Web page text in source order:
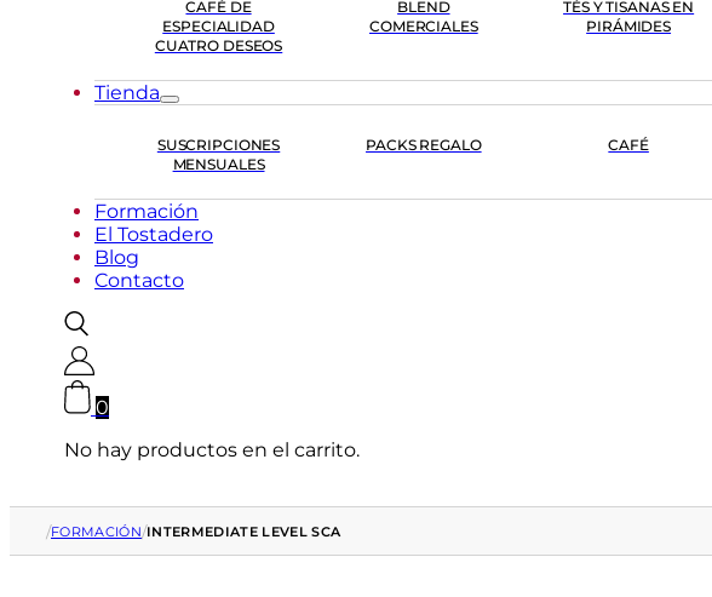
CAFÉ DE
ESPECIALIDAD
CUATRO DESEOS
BLEND
COMERCIALES
TÉS Y TISANAS EN
PIRÁMIDES
Tienda
SUSCRIPCIONES
MENSUALES
PACKS REGALO CAFÉ
Formación
El Tostadero
Blog
Contacto
0
No hay productos en el carrito.
/FORMACIÓN/INTERMEDIATE LEVEL SCA